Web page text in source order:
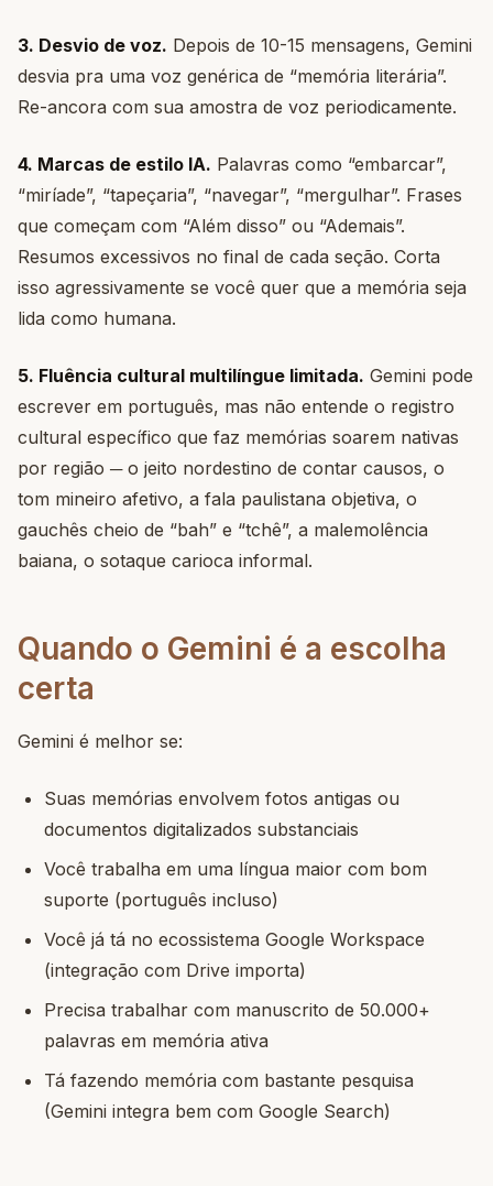
3. Desvio de voz. Depois de 10-15 mensagens, Gemini
desvia pra uma voz genérica de “memória literária”.
Re-ancora com sua amostra de voz periodicamente.
4. Marcas de estilo IA. Palavras como “embarcar”,
“miríade”, “tapeçaria”, “navegar”, “mergulhar”. Frases
que começam com “Além disso” ou “Ademais”.
Resumos excessivos no final de cada seção. Corta
isso agressivamente se você quer que a memória seja
lida como humana.
5. Fluência cultural multilíngue limitada. Gemini pode
escrever em português, mas não entende o registro
cultural específico que faz memórias soarem nativas
por região ─ o jeito nordestino de contar causos, o
tom mineiro afetivo, a fala paulistana objetiva, o
gauchês cheio de “bah” e “tchê”, a malemolência
baiana, o sotaque carioca informal.
Quando o Gemini é a escolha
certa
Gemini é melhor se:
Suas memórias envolvem fotos antigas ou
documentos digitalizados substanciais
Você trabalha em uma língua maior com bom
suporte (português incluso)
Você já tá no ecossistema Google Workspace
(integração com Drive importa)
Precisa trabalhar com manuscrito de 50.000+
palavras em memória ativa
Tá fazendo memória com bastante pesquisa
(Gemini integra bem com Google Search)